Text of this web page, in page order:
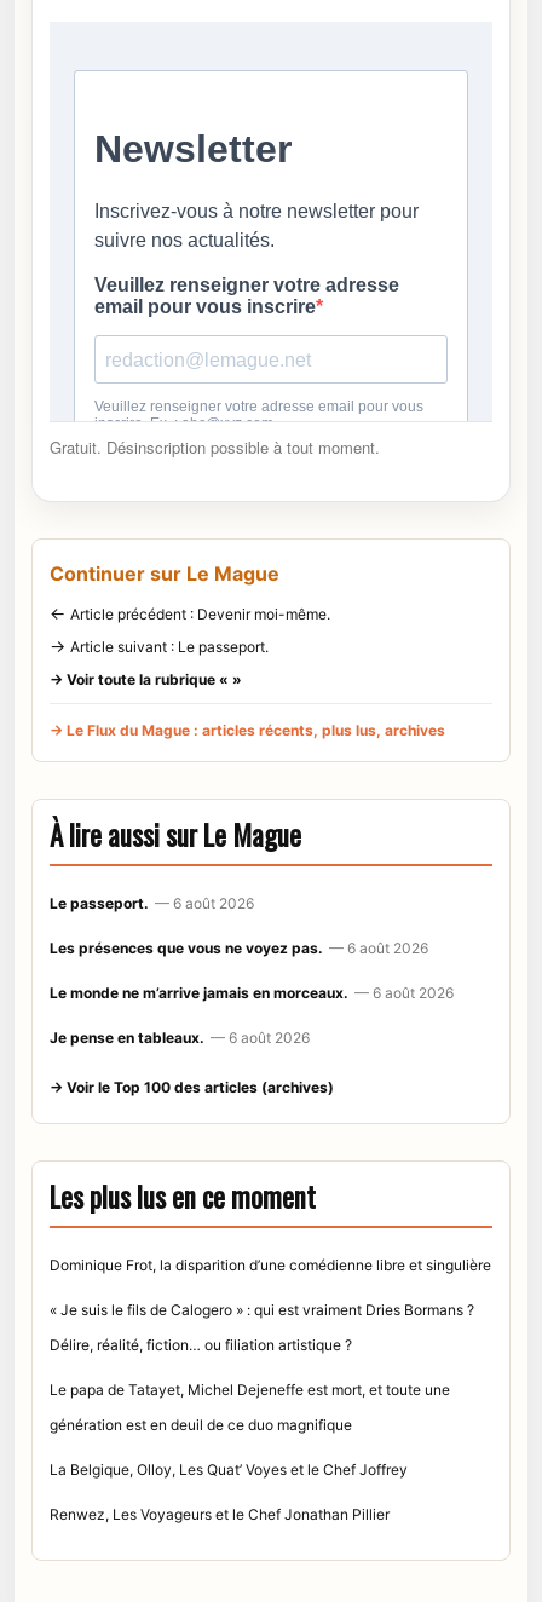
Gratuit. Désinscription possible à tout moment.
Continuer sur Le Mague
← Article précédent : Devenir moi-même.
→ Article suivant : Le passeport.
→ Voir toute la rubrique « »
→ Le Flux du Mague : articles récents, plus lus, archives
À lire aussi sur Le Mague
Le passeport. — 6 août 2026
Les présences que vous ne voyez pas. — 6 août 2026
Le monde ne m’arrive jamais en morceaux. — 6 août 2026
Je pense en tableaux. — 6 août 2026
→ Voir le Top 100 des articles (archives)
Les plus lus en ce moment
Dominique Frot, la disparition d’une comédienne libre et singulière
« Je suis le fils de Calogero » : qui est vraiment Dries Bormans ?
Délire, réalité, fiction… ou filiation artistique ?
Le papa de Tatayet, Michel Dejeneffe est mort, et toute une
génération est en deuil de ce duo magnifique
La Belgique, Olloy, Les Quat’ Voyes et le Chef Joffrey
Renwez, Les Voyageurs et le Chef Jonathan Pillier